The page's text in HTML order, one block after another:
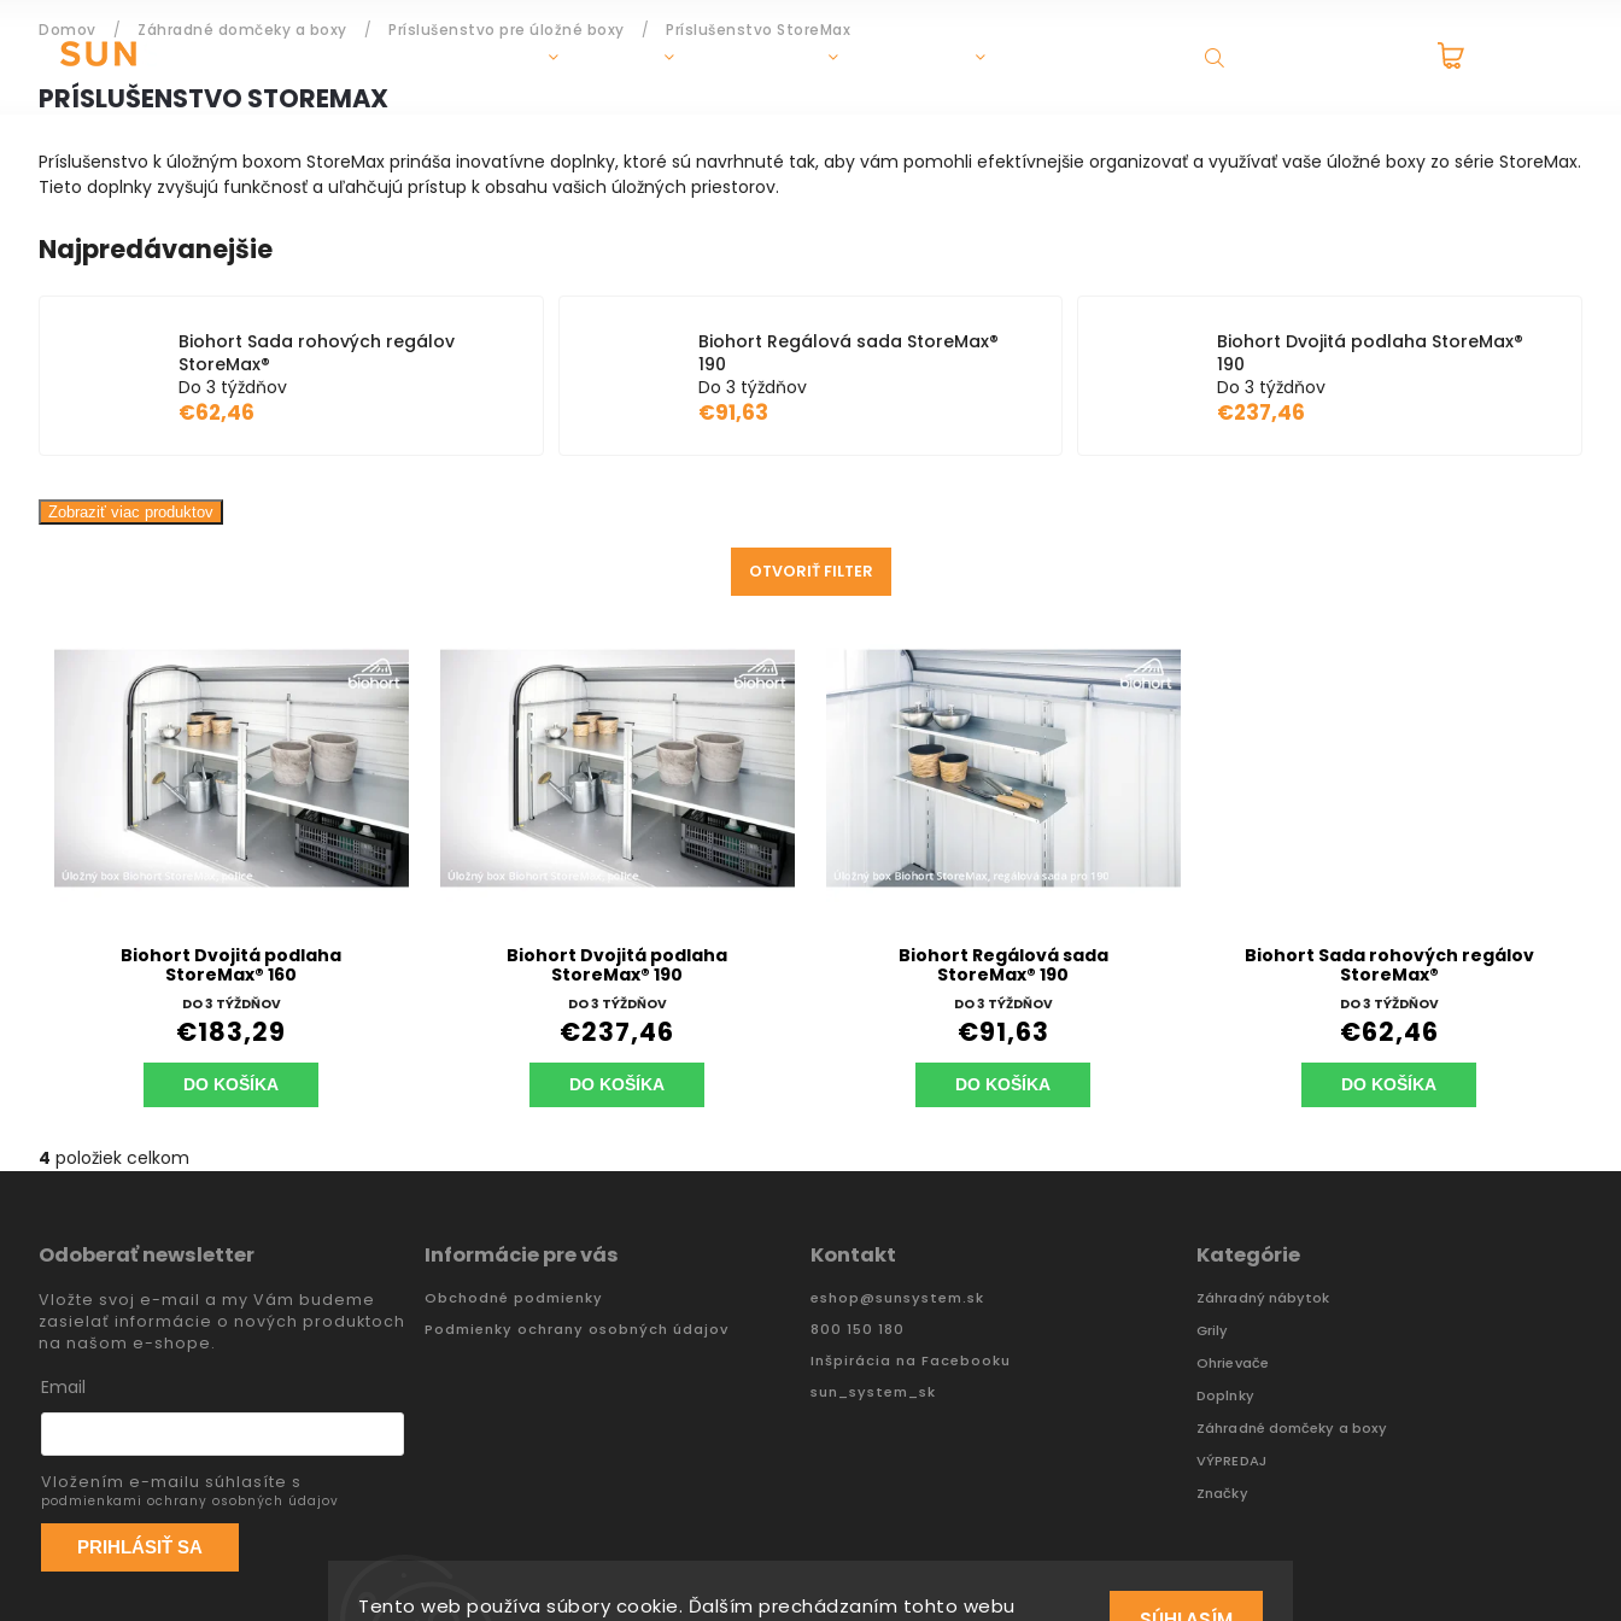
Tento web používa súbory cookie. Ďalším prechádzaním tohto webu
HĽADAŤ
ZÁHRADNÉ DOMČEKY A BOXY
Prihlásenie
Domov / Záhradné domčeky a boxy / Príslušenstvo pre úložné boxy / Príslušenstvo StoreMax
PRÍSLUŠENSTVO STOREMAX
Príslušenstvo k úložným boxom StoreMax prináša inovatívne doplnky, ktoré sú navrhnuté tak, aby vám pomohli efektívnejšie organizovať a využívať vaše úložné boxy zo série StoreMax.
Tieto doplnky zvyšujú funkčnosť a uľahčujú prístup k obsahu vašich úložných priestorov.
Najpredávanejšie
Biohort Sada rohových regálov
StoreMax®
Do 3 týždňov
€62,46
Biohort Regálová sada StoreMax®
190
Do 3 týždňov
€91,63
Biohort Dvojitá podlaha StoreMax®
190
Do 3 týždňov
€237,46
Zobraziť viac produktov
OTVORIŤ FILTER
Biohort Dvojitá podlaha
StoreMax® 160
DO 3 TÝŽDŇOV
€183,29
DO KOŠÍKA
Biohort Dvojitá podlaha
StoreMax® 190
DO 3 TÝŽDŇOV
€237,46
DO KOŠÍKA
Biohort Regálová sada
StoreMax® 190
DO 3 TÝŽDŇOV
€91,63
DO KOŠÍKA
Biohort Sada rohových regálov
StoreMax®
DO 3 TÝŽDŇOV
€62,46
DO KOŠÍKA
4 položiek celkom
Odoberať newsletter
Vložte svoj e-mail a my Vám budeme
zasielať informácie o nových produktoch
na našom e-shope.
Email
Vložením e-mailu súhlasíte s
podmienkami ochrany osobných údajov
PRIHLÁSIŤ SA
Informácie pre vás
Obchodné podmienky
Podmienky ochrany osobných údajov
Kontakt
eshop@sunsystem.sk
800 150 180
Inšpirácia na Facebooku
sun_system_sk
Kategórie
Záhradný nábytok
Grily
Ohrievače
Doplnky
Záhradné domčeky a boxy
VÝPREDAJ
Značky